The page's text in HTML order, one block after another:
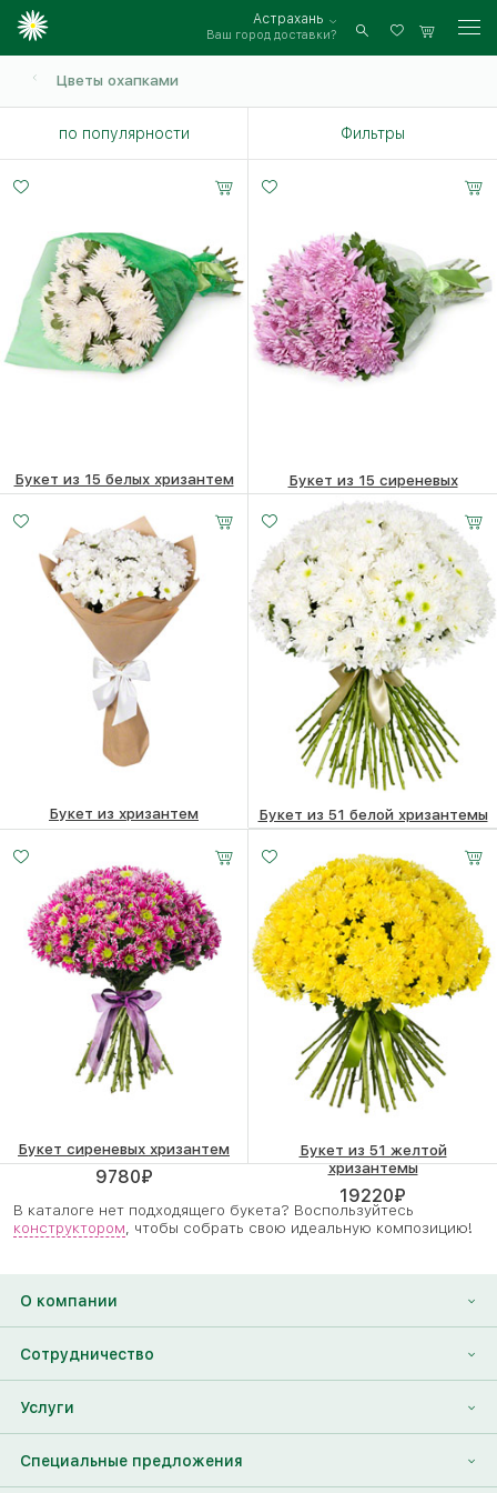
Астрахань
Ваш город доставки? Войти
Цветы охапками
по популярности Фильтры
Букет из 15 белых хризантем
Букет из 15 сиреневых
хризантем
8650₽
Букет из хризантем Букет из 51 белой хризантемы
Букет сиреневых хризантем
9780₽
Букет из 51 желтой
хризантемы
19220₽
В каталоге нет подходящего букета? Воспользуйтесь
конструктором, чтобы собрать свою идеальную композицию!
О компании
О нас
Контакты
Сотрудничество
Франшиза
Партнеры Megaflowers
Услуги
Найти друга
Специальные предложения